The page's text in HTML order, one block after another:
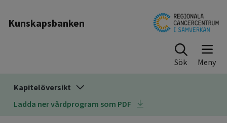
Kunskapsbanken
Sök
Kapitelöversikt
Ladda ner vårdprogram som PDF